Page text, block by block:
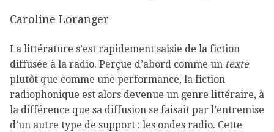
Caroline Loranger
La littérature s’est rapidement saisie de la fiction
diffusée à la radio. Perçue d’abord comme un texte
plutôt que comme une performance, la fiction
radiophonique est alors devenue un genre littéraire, à
la différence que sa diffusion se faisait par l’entremise
d’un autre type de support : les ondes radio. Cette